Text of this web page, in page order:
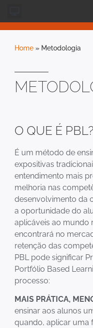
Home » Metodologia
O QUE É PBL?
É um método de
expositivas
entendimento mais
melhoria nas
desenvolvimento da
a oportunidade do
aplicáveis ao mundo
encontrará no
retenção das
PBL pode significar
Portfólio Based
processo:
MAIS PRÁTICA,
ensinar aos alunos
quando, aplicar uma